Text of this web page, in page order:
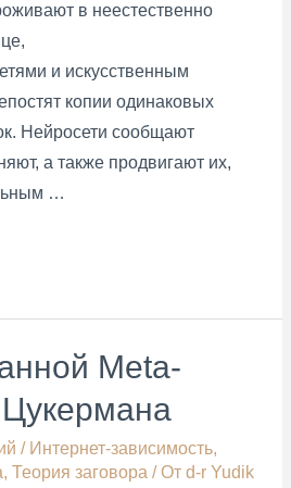
в неестественно
и искусственным
копии одинаковых
Нейросети сообщают
а также продвигают их,
…
Meta-
/ Интернет-зависимость,
, Теория заговора / От d-r Yudik